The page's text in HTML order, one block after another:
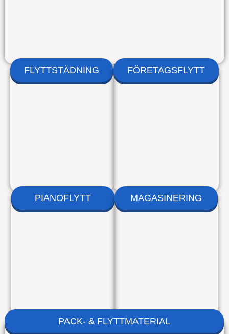
FLYTTSTÄDNING FÖRETAGSFLYTT
PIANOFLYTT MAGASINERING
PACK- & FLYTTMATERIAL